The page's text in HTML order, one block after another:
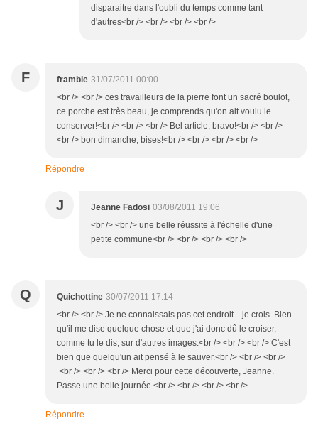
disparaitre dans l'oubli du temps comme tant
d'autres<br /> <br /> <br /> <br />
F frambie 31/07/2011 00:00
<br /> <br /> ces travailleurs de la pierre font un sacré boulot,
ce porche est très beau, je comprends qu'on ait voulu le
conserver!<br /> <br /> <br /> Bel article, bravo!<br /> <br />
<br /> bon dimanche, bises!<br /> <br /> <br /> <br />
Répondre
J Jeanne Fadosi 03/08/2011 19:06
<br /> <br /> une belle réussite à l'échelle d'une
petite commune<br /> <br /> <br /> <br />
Q Quichottine 30/07/2011 17:14
<br /> <br /> Je ne connaissais pas cet endroit... je crois. Bien
qu'il me dise quelque chose et que j'ai donc dû le croiser,
comme tu le dis, sur d'autres images.<br /> <br /> <br /> C'est
bien que quelqu'un ait pensé à le sauver.<br /> <br /> <br />
<br /> <br /> <br /> Merci pour cette découverte, Jeanne.
Passe une belle journée.<br /> <br /> <br /> <br />
Répondre